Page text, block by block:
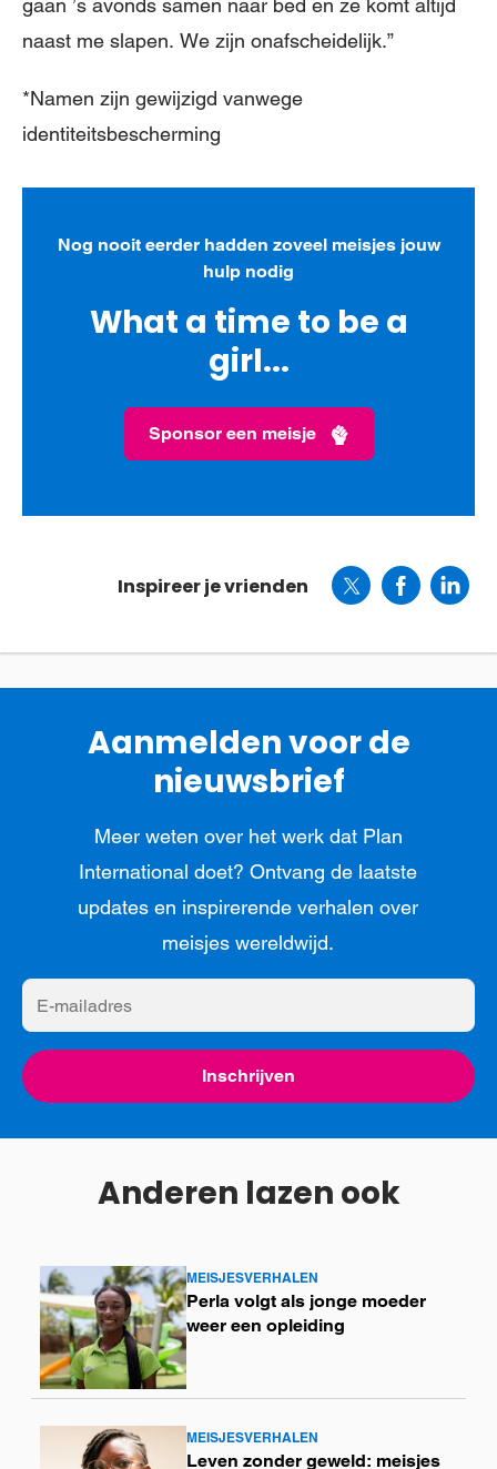
naast me slapen. We zijn onafscheidelijk.”
*Namen zijn gewijzigd vanwege
identiteitsbescherming
Nog nooit eerder hadden zoveel meisjes jouw
hulp nodig
What a time to be a
girl...
Sponsor een meisje
Inspireer je vrienden
Aanmelden voor de
nieuwsbrief
Meer weten over het werk dat Plan
International doet? Ontvang de laatste
updates en inspirerende verhalen over
meisjes wereldwijd.
E-
mailadres
Inschrijven
Anderen lazen ook
MEISJESVERHALEN
Perla volgt als jonge moeder
weer een opleiding
Lees
meer
MEISJESVERHALEN
Leven zonder geweld: meisjes